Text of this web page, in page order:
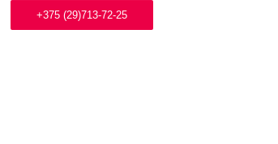
+375 (29)713-72-25